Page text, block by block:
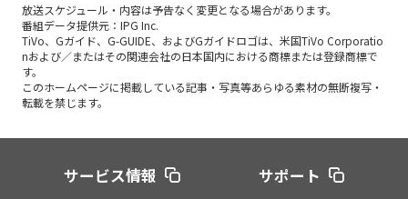
放送スケジュール・内容は予告なく変更となる場合があります。
番組データ提供元：IPG Inc.
TiVo、Gガイド、G-GUIDE、およびGガイドロゴは、米国TiVo Corporatio
nおよび／またはその関連会社の日本国内における商標または登録商標で
す。
このホームページに掲載している記事・写真等あらゆる素材の無断複写・
転載を禁じます。
サービス情報
サポート